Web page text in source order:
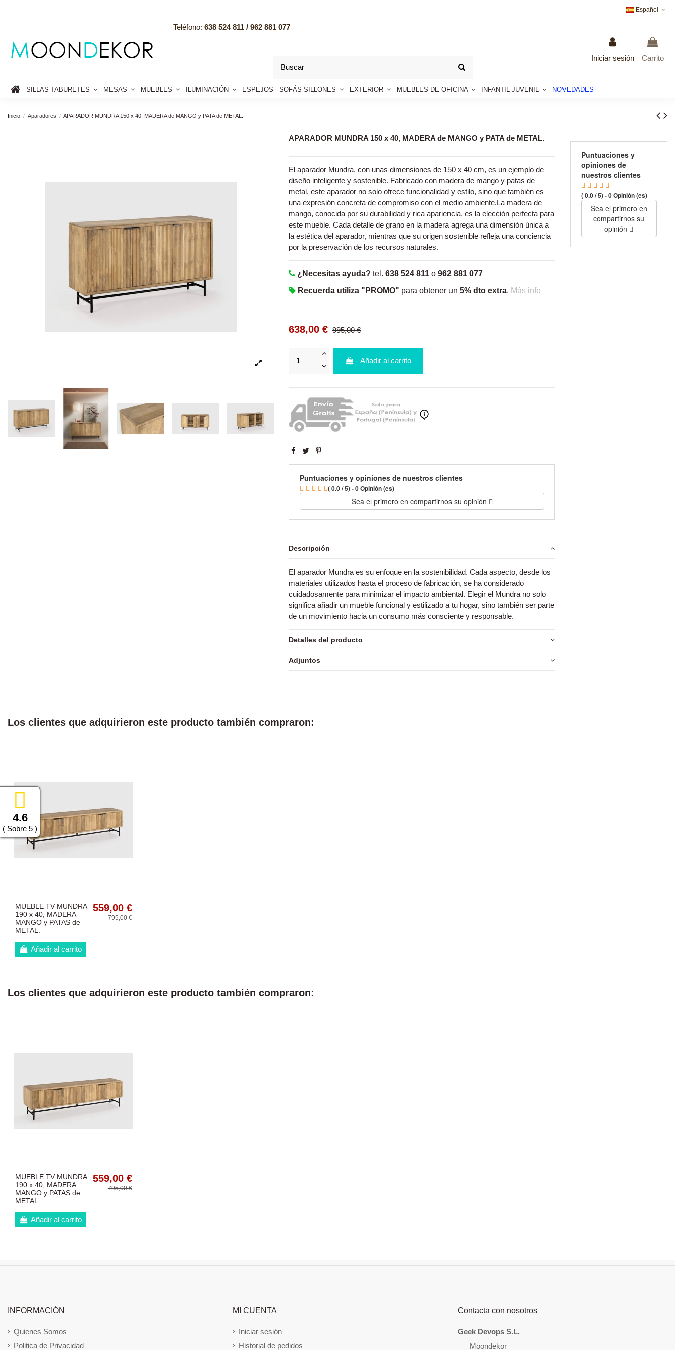
4.6
( Sobre 5 )
Español
Teléfono: 638 524 811 / 962 881 077
Iniciar sesión Carrito
SILLAS-TABURETES MESAS MUEBLES ILUMINACIÓN ESPEJOS SOFÁS-SILLONES EXTERIOR MUEBLES DE OFICINA INFANTIL-JUVENIL NOVEDADES
Inicio Aparadores APARADOR MUNDRA 150 x 40, MADERA de MANGO y PATA de METAL.
APARADOR MUNDRA 150 x 40, MADERA de MANGO y PATA de METAL.
El aparador Mundra, con unas dimensiones de 150 x 40 cm, es un ejemplo de
diseño inteligente y sostenible. Fabricado con madera de mango y patas de
metal, este aparador no solo ofrece funcionalidad y estilo, sino que también es
una expresión concreta de compromiso con el medio ambiente.La madera de
mango, conocida por su durabilidad y rica apariencia, es la elección perfecta para
este mueble. Cada detalle de grano en la madera agrega una dimensión única a
la estética del aparador, mientras que su origen sostenible refleja una conciencia
por la preservación de los recursos naturales.
¿Necesitas ayuda? tel. 638 524 811 o 962 881 077
Recuerda utiliza "PROMO" para obtener un 5% dto extra. Más info
638,00 € 995,00 €
Añadir al carrito
Puntuaciones y opiniones de nuestros clientes
( 0.0 / 5) - 0 Opinión (es)
Sea el primero en compartirnos su opinión
Descripción
El aparador Mundra es su enfoque en la sostenibilidad. Cada aspecto, desde los
materiales utilizados hasta el proceso de fabricación, se ha considerado
cuidadosamente para minimizar el impacto ambiental. Elegir el Mundra no solo
significa añadir un mueble funcional y estilizado a tu hogar, sino también ser parte
de un movimiento hacia un consumo más consciente y responsable.
Detalles del producto
Adjuntos
Puntuaciones y
opiniones de
nuestros clientes
( 0.0 / 5) - 0 Opinión (es)
Sea el primero en
compartirnos su
opinión
Los clientes que adquirieron este producto también compraron:
MUEBLE TV MUNDRA
190 x 40, MADERA
MANGO y PATAS de
METAL.
559,00 €
795,00 €
Añadir al carrito
Los clientes que adquirieron este producto también compraron:
MUEBLE TV MUNDRA
190 x 40, MADERA
MANGO y PATAS de
METAL.
559,00 €
795,00 €
Añadir al carrito
INFORMACIÓN
Quienes Somos
Politica de Privacidad
MI CUENTA
Iniciar sesión
Historial de pedidos
Contacta con nosotros
Geek Devops S.L.
Moondekor